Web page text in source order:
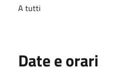
A tutti
Date e orari